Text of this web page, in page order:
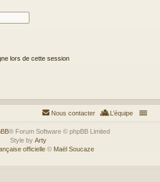
lors de cette session
L’équipe
Nous contacter
® Forum Software © phpBB Limited
Style by Arty
officielle © Maël Soucaze